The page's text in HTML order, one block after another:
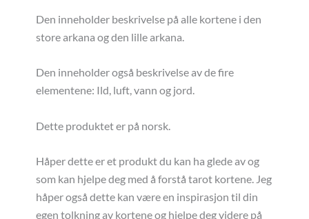
Den inneholder beskrivelse på alle kortene i den
store arkana og den lille arkana.
Den inneholder også beskrivelse av de fire
elementene: Ild, luft, vann og jord.
Dette produktet er på norsk.
Håper dette er et produkt du kan ha glede av og
som kan hjelpe deg med å forstå tarot kortene. Jeg
håper også dette kan være en inspirasjon til din
egen tolkning av kortene og hjelpe deg videre på